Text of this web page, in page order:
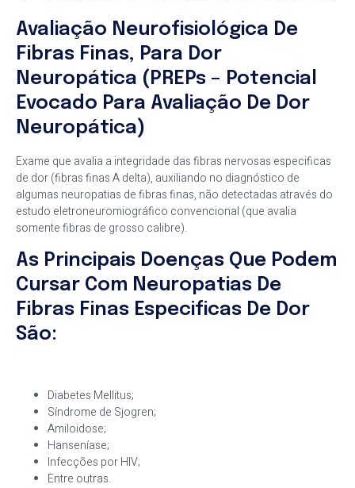
Avaliação Neurofisiológica De
Fibras Finas, Para Dor
Neuropática (PREPs – Potencial
Evocado Para Avaliação De Dor
Neuropática)
Exame que avalia a integridade das fibras nervosas especificas
de dor (fibras finas A delta), auxiliando no diagnóstico de
algumas neuropatias de fibras finas, não detectadas através do
estudo eletroneuromiográfico convencional (que avalia
somente fibras de grosso calibre).
As Principais Doenças Que Podem
Cursar Com Neuropatias De
Fibras Finas Especificas De Dor
São:
Diabetes Mellitus;
Síndrome de Sjogren;
Amiloidose;
Hanseníase;
Infecções por HIV;
Entre outras.